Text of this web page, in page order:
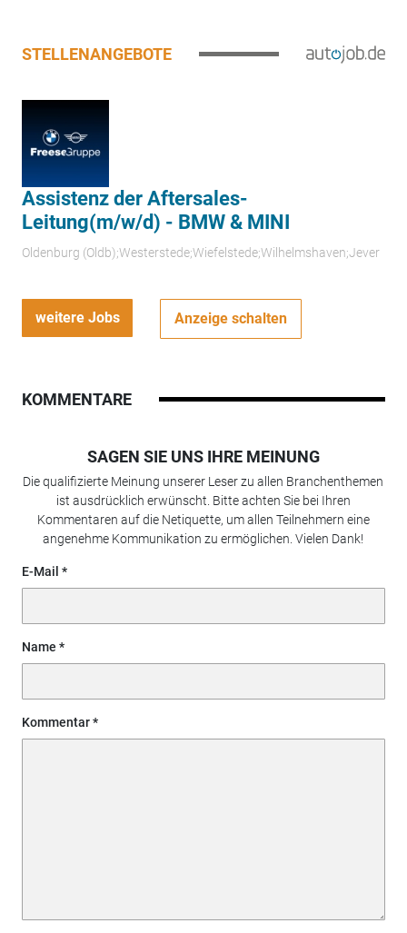
STELLENANGEBOTE
Assistenz der Aftersales-
Leitung(m/w/d) - BMW & MINI
Oldenburg (Oldb);Westerstede;Wiefelstede;Wilhelmshaven;Jever
weitere Jobs Anzeige schalten
KOMMENTARE
SAGEN SIE UNS IHRE MEINUNG
Die qualifizierte Meinung unserer Leser zu allen Branchenthemen
ist ausdrücklich erwünscht. Bitte achten Sie bei Ihren
Kommentaren auf die Netiquette, um allen Teilnehmern eine
angenehme Kommunikation zu ermöglichen. Vielen Dank!
E-Mail
Name
Kommentar